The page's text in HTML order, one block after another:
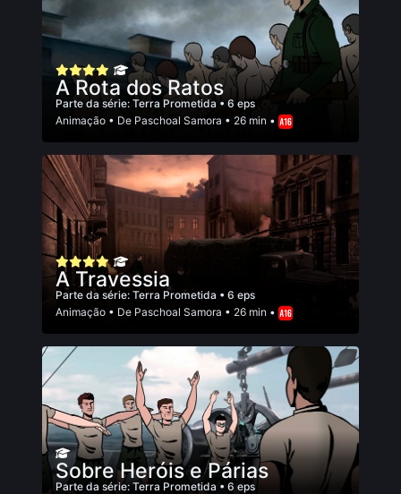
A Rota dos Ratos
Parte da série: Terra Prometida • 6 eps
Animação • De Paschoal Samora • 26 min •
A Travessia
Parte da série: Terra Prometida • 6 eps
Animação • De Paschoal Samora • 26 min •
Sobre Heróis e Párias
Parte da série: Terra Prometida • 6 eps